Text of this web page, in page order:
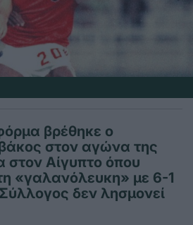
βρέθηκε ο
στον αγώνα της
στον Αίγυπτο όπου
«γαλανόλευκη» με 6-1
δεν λησμονεί